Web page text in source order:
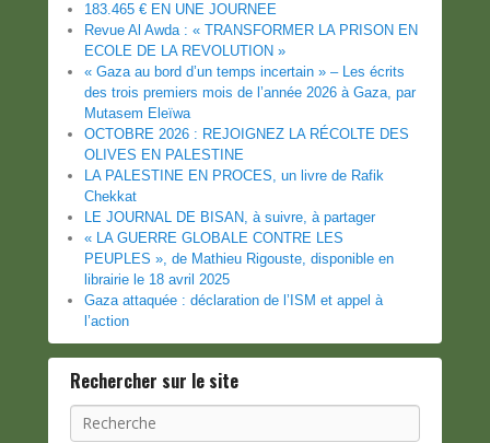
183.465 € EN UNE JOURNEE
Revue Al Awda : « TRANSFORMER LA PRISON EN
ECOLE DE LA REVOLUTION »
« Gaza au bord d’un temps incertain » – Les écrits
des trois premiers mois de l’année 2026 à Gaza, par
Mutasem Eleïwa
OCTOBRE 2026 : REJOIGNEZ LA RÉCOLTE DES
OLIVES EN PALESTINE
LA PALESTINE EN PROCES, un livre de Rafik
Chekkat
LE JOURNAL DE BISAN, à suivre, à partager
« LA GUERRE GLOBALE CONTRE LES
PEUPLES », de Mathieu Rigouste, disponible en
librairie le 18 avril 2025
Gaza attaquée : déclaration de l’ISM et appel à
l’action
Rechercher sur le site
Recherche